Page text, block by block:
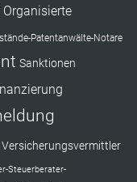
Organisierte
Patentanwälte-Notare
Sanktionen
Versicherungsvermittler
Steuerberater-